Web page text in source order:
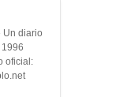
Un diario
oficial: